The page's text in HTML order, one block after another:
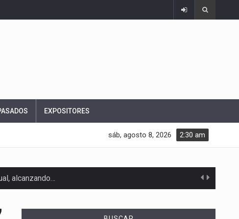
EXPOSITORES
2:30 am
sáb, agosto 8, 2026
alcanzando…